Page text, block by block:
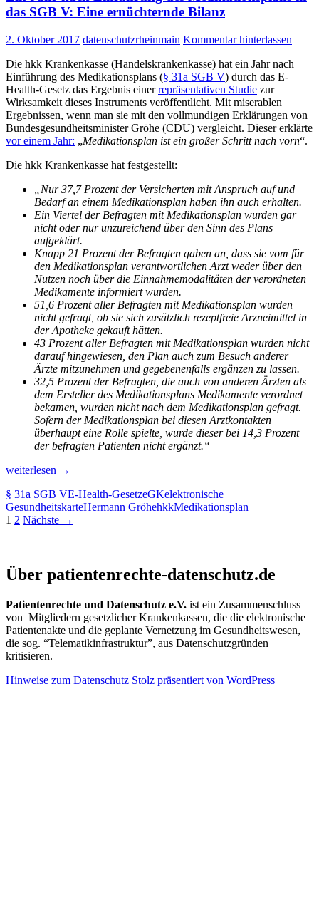
das
Ersatzverfahren
angewendet
werden…
das SGB V: Eine ernüchternde Bilanz
2. Oktober 2017 datenschutzrheinmain Kommentar hinterlassen
Die hkk Krankenkasse (Handelskrankenkasse) hat ein Jahr nach
Einführung des Medikationsplans (§ 31a SGB V) durch das E-
Health-Gesetz das Ergebnis einerrepräsentativen Studie zur
Wirksamkeit dieses Instruments veröffentlicht. Mit miserablen
Ergebnissen, wenn man sie mit den vollmundigen Erklärungen von
Bundesgesundheitsminister Gröhe (CDU) vergleicht. Dieser erklärte
vor einem Jahr: „Medikationsplan ist ein großer Schritt nach vorn“.
Die hkk Krankenkasse hat festgestellt:
„Nur 37,7 Prozent der Versicherten mit Anspruch auf und
Bedarf an einem Medikationsplan haben ihn auch erhalten.
Ein Viertel der Befragten mit Medikationsplan wurden gar
nicht oder nur unzureichend über den Sinn des Plans
aufgeklärt.
Knapp 21 Prozent der Befragten gaben an, dass sie vom für
den Medikationsplan verantwortlichen Arzt weder über den
Nutzen noch über die Einnahmemodalitäten der verordneten
Medikamente informiert wurden.
51,6 Prozent aller Befragten mit Medikationsplan wurden
nicht gefragt, ob sie sich zusätzlich rezeptfreie Arzneimittel in
der Apotheke gekauft hätten.
43 Prozent aller Befragten mit Medikationsplan wurden nicht
darauf hingewiesen, den Plan auch zum Besuch anderer
Ärzte mitzunehmen und gegebenenfalls ergänzen zu lassen.
32,5 Prozent der Befragten, die auch von anderen Ärzten als
dem Ersteller des Medikationsplans Medikamente verordnet
bekamen, wurden nicht nach dem Medikationsplan gefragt.
Sofern der Medikationsplan bei diesen Arztkontakten
überhaupt eine Rolle spielte, wurde dieser bei 14,3 Prozent
der befragten Patienten nicht ergänzt.“
Ein
nach
Einführung
des
SGB
Eine
ernüchternde
Bilanz
weiterlesen →
§ 31a SGB VE-Health-GesetzeGKelektronische
GesundheitskarteHermann GröhehkkMedikationsplan
Beitragsnavigation
1 2 Nächste →
Patientenrechte und Datenschutz e.V.
Über patientenrechte-datenschutz.de
Patientenrechte und Datenschutz e.V. ist ein Zusammenschluss
von Mitgliedern gesetzlicher Krankenkassen, die die elektronische
Patientenakte und die geplante Vernetzung im Gesundheitswesen,
die sog. “Telematikinfrastruktur”, aus Datenschutzgründen
kritisieren.
Hinweise zum Datenschutz Stolz präsentiert von WordPress